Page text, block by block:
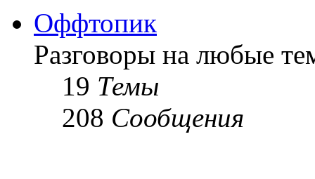
Оффтопик
Разговоры на любые
19 Темы
208 Сообщения